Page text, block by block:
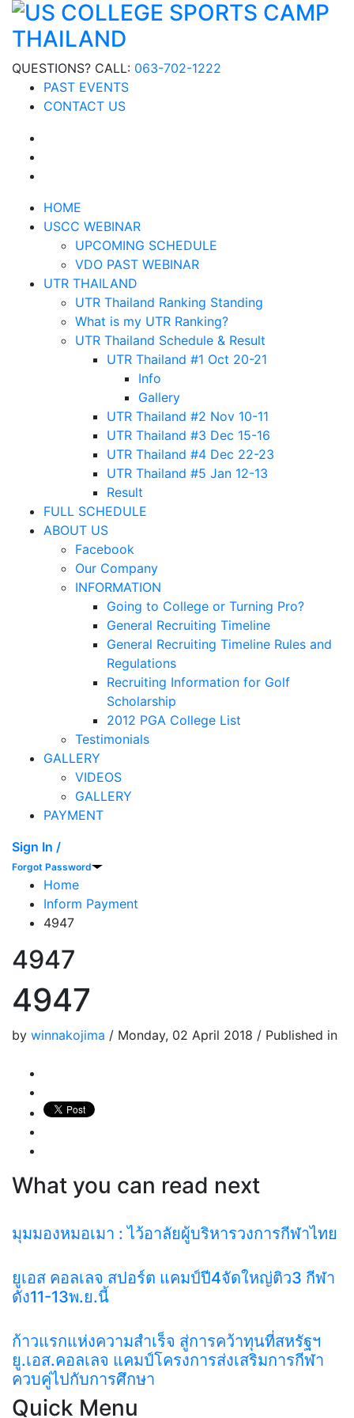
QUESTIONS? CALL: 063-702-1222
PAST EVENTS
CONTACT US
HOME
USCC WEBINAR
UPCOMING SCHEDULE
VDO PAST WEBINAR
UTR THAILAND
UTR Thailand Ranking Standing
What is my UTR Ranking?
UTR Thailand Schedule & Result
UTR Thailand #1 Oct 20-21
Info
Gallery
UTR Thailand #2 Nov 10-11
UTR Thailand #3 Dec 15-16
UTR Thailand #4 Dec 22-23
UTR Thailand #5 Jan 12-13
Result
FULL SCHEDULE
ABOUT US
Facebook
Our Company
INFORMATION
Going to College or Turning Pro?
General Recruiting Timeline
General Recruiting Timeline Rules and
Regulations
Recruiting Information for Golf
Scholarship
2012 PGA College List
Testimonials
GALLERY
VIDEOS
GALLERY
PAYMENT
Sign In /
Forgot Password
Home
Inform Payment
4947
4947
4947
by winnakojima / Monday, 02 April 2018 / Published in
What you can read next
มุมมองหมอเมา : ไว้อาลัยผู้บริหารวงการกีฬาไทย
ยูเอส คอลเลจ สปอร์ต แคมป์ปี4จัดใหญ่ติว3 กีฬา
ดัง11-13พ.ย.นี้
ก้าวแรกแห่งความสำเร็จ สู่การคว้าทุนที่สหรัฐฯ
ยู.เอส.คอลเลจ แคมป์โครงการส่งเสริมการกีฬา
ควบคู่ไปกับการศึกษา
Quick Menu